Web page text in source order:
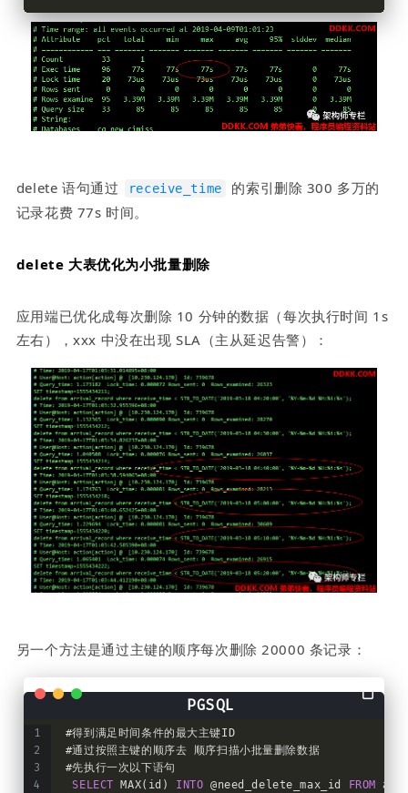
delete 语句通过 receive_time
的索引删除 300 多万的
记录花费 77s 时间。
delete 大表优化为小批量删除
应用端已优化成每次删除 10 分钟的数据（每次执行时间 1s
左右），xxx 中没在出现 SLA（主从延迟告警）：
另一个方法是通过主键的顺序每次删除 20000 条记录：
#得到满足时间条件的最大主键ID
#通过按照主键的顺序去 顺序扫描小批量删除数据
#先执行一次以下语句
SELECT MAX(id) INTO @need_delete_max_id FROM